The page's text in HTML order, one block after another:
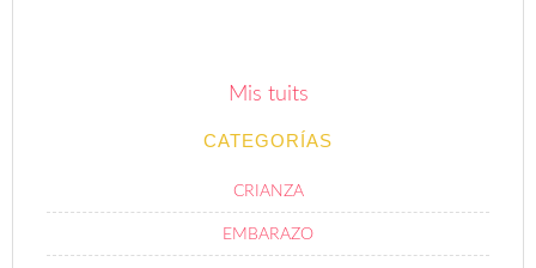
Mis tuits
CATEGORÍAS
CRIANZA
EMBARAZO